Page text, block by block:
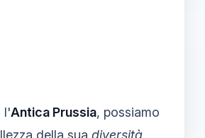
l'Antica Prussia, possiamo
della sua diversità